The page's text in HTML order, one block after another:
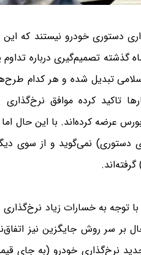
دستوری خودرو نیستند که این
تصمیم‌گیری درباره
تبدیل شده و هر کدام
تاکید کرده موافق
عرضه کرده‌اند. با این حال
دستوری) نمی‌گوید و از سوی
توجه به خسارات زیاد
بر سر روش جایگزین نیز
نرخ‌گذاری خودرو (به جای